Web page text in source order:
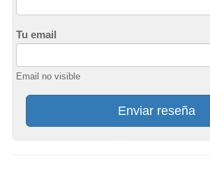
Tu email
Email no visible
Enviar reseña